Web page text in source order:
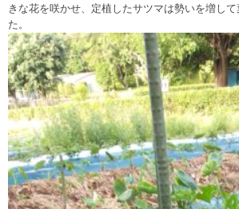
きな花を咲かせ、定植したサツマは勢いを増し
た。